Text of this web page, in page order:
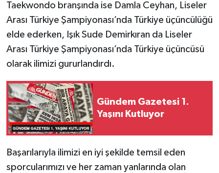
Taekwondo branşında ise Damla Ceyhan, Liseler
Arası Türkiye Şampiyonası’nda Türkiye üçüncülüğü
elde ederken, Işık Sude Demirkıran da Liseler
Arası Türkiye Şampiyonası’nda Türkiye üçüncüsü
olarak ilimizi gururlandırdı.
Gündem Gazetesi 1.
Yaşını Kutluyor
Başarılarıyla ilimizi en iyi şekilde temsil eden
sporcularımızı ve her zaman yanlarında olan